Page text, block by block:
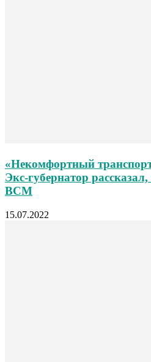
«Некомфортный
Экс-губернатор
ВСМ
15.07.2022